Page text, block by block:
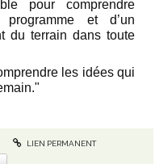
pour comprendre
programme et d’un
du terrain dans toute
les idées qui
LIEN PERMANENT